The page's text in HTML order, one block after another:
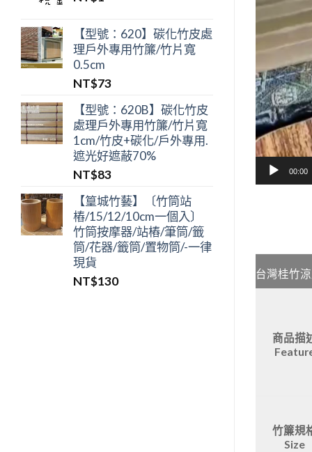
【型號：620】碳化竹皮處
理戶外專用竹簾/竹片寬
0.5cm
NT$73
【型號：620B】碳化竹皮
處理戶外專用竹簾/竹片寬
1cm/竹皮+碳化/戶外專用.
遮光好遮蔽70%
NT$83
【篁城竹藝】〔竹筒站
樁/15/12/10cm一個入〕
竹筒按摩器/站樁/筆筒/籤
筒/花器/籤筒/置物筒/-一律
現貨
NT$130
00:00
台灣桂竹
商品描
竹簾規
Size